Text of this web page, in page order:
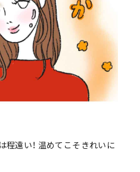
遠い！ 温めてこそきれいに